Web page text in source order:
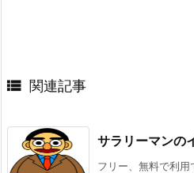
 関連記事
サラリーマンの
フリー、無料で利用